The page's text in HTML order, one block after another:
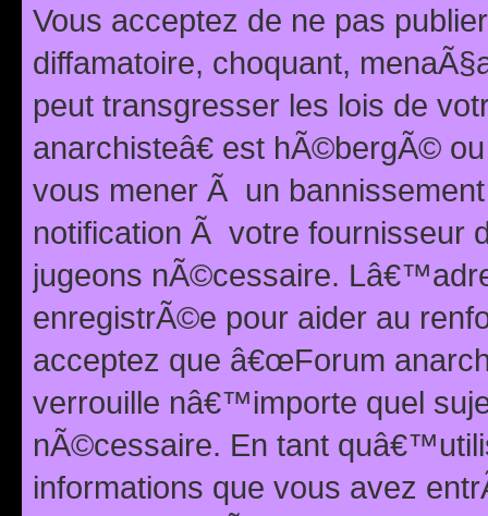
Vous acceptez de ne pas
diffamatoire, choquant,
peut transgresser les lois de
anarchisteâ€ est hÃ©bergÃ©
vous mener Ã un
notification Ã votre fournisseur
jugeons nÃ©cessaire.
enregistrÃ©e pour aider au
acceptez que â€œForum
verrouille nâ€™importe quel
nÃ©cessaire. En tant
informations que vous avez